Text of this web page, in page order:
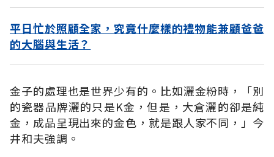
平日忙於照顧全家，究竟什麼樣的禮物能兼顧爸爸
的大腦與生活？
金子的處理也是世界少有的。比如灑金粉時，「別
的瓷器品牌灑的只是K金，但是，大倉灑的卻是純
金，成品呈現出來的金色，就是跟人家不同，」今
井和夫強調。